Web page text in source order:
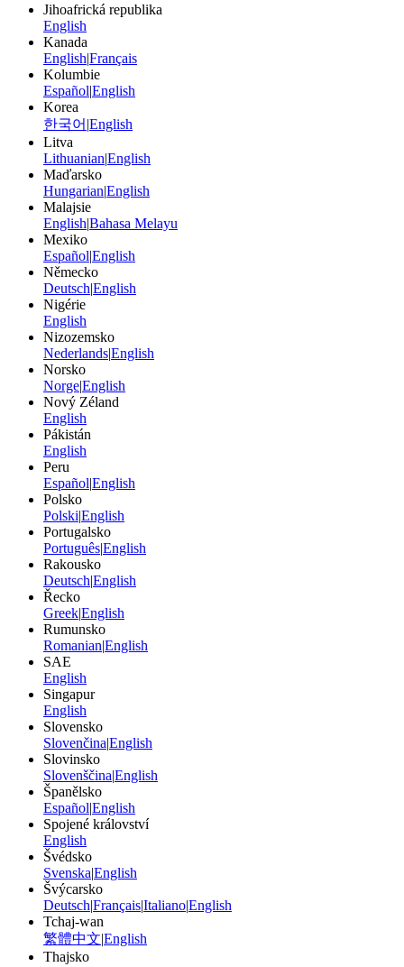
Jihoafrická republika
English
Kanada
English|Français
Kolumbie
Español|English
Korea
한국어 |English
Litva
Lithuanian|English
Maďarsko
Hungarian|English
Malajsie
English|Bahasa Melayu
Mexiko
Español|English
Německo
Deutsch|English
Nigérie
English
Nizozemsko
Nederlands|English
Norsko
Norge|English
Nový Zéland
English
Pákistán
English
Peru
Español|English
Polsko
Polski|English
Portugalsko
Português|English
Rakousko
Deutsch|English
Řecko
Greek|English
Rumunsko
Romanian|English
SAE
English
Singapur
English
Slovensko
Slovenčina|English
Slovinsko
Slovenščina|English
Španělsko
Español|English
Spojené království
English
Švédsko
Svenska|English
Švýcarsko
Deutsch|Français|Italiano|English
Tchaj-wan
繁體中文|English
Thajsko